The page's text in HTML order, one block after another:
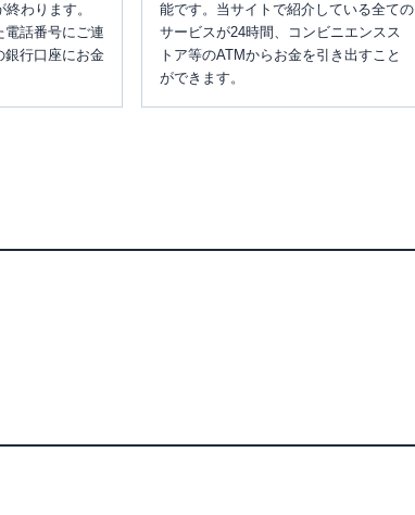
わります。
電話番号にご連
銀行口座にお金
能です。当サイトで紹介している全ての
サービスが24時間、コンビニエンスス
トア等のATMからお金を引き出すこと
ができます。